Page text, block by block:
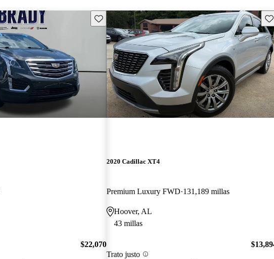
Guarda este Aviso
$22,070
2020 Cadillac XT4
Premium Luxury FWD 131,189 millas
Hoover, AL
43 millas
Trato justo